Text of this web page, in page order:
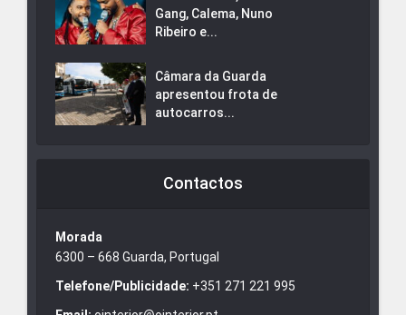
Gang, Calema, Nuno
Ribeiro e...
Câmara da Guarda
apresentou frota de
autocarros...
Contactos
Morada
6300 – 668 Guarda, Portugal
Telefone/Publicidade: +351 271 221 995